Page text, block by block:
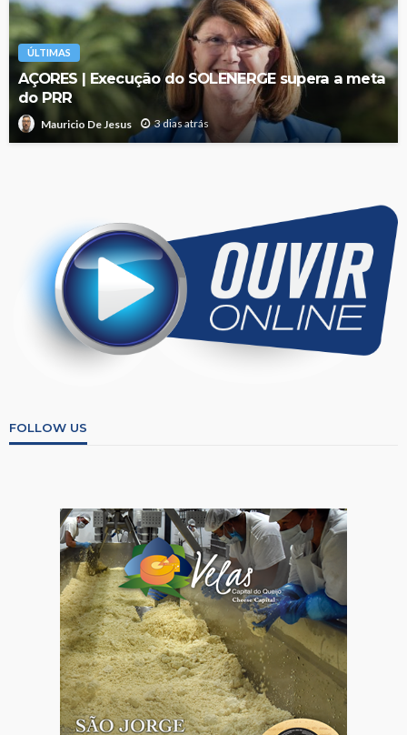
ÚLTIMAS
AÇORES | Execução do SOLENERGE supera a meta
do PRR
Mauricio De Jesus 3 dias atrás
FOLLOW US